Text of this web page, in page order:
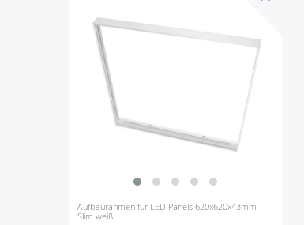
Aufbaurahmen für LED Panels 620x620x43mm
Slim weiß